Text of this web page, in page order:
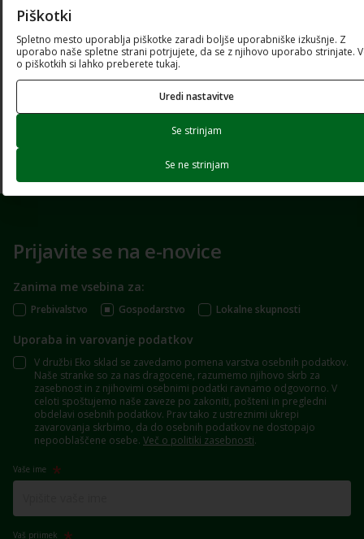
Tehnični pogoji
PDF dokument (379.38 Kb)
Odpri dokument
Prijavite se na e-novice
Zanima me vsebina za:
Prebivalstvo Gospodarstvo Lokalne skupnosti
Uporaba in varovanje podatkov
V družbi Eko sklad se zavedamo pomena varstva osebnih podatkov.
Naše stranke so za nas dragocene, razumemo njihovo skrb za
zasebnost in z njihovimi osebnimi podatki ravnamo odgovorno. V
celoti spoštujemo naše zaveze po zakoniti, pošteni in pregledni
obdelavi osebnih podatkov. Prav tako z ustreznimi ukrepi
zavarovanja skrbimo, da do osebnih podatkov ne dostopajo
nepooblaščene osebe. Več o politiki zasebnosti.
Vaše ime
Vaš priimek
Piškotki
Spletno mesto uporablja piškotke zaradi boljše uporabniške izkušnje. Z
uporabo naše spletne strani potrjujete, da se z njihovo uporabo strinjate.
o piškotkih si lahko preberete tukaj.
Uredi nastavitve
Se strinjam
Se ne strinjam